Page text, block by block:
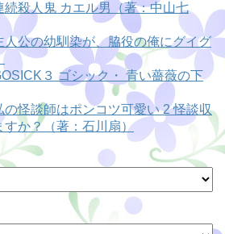
続殺人鬼 カエル男（著：中山七
人公の幼馴染が、脇役の俺にグイグ
３ ゴシック・ 青い薔薇の下
の怪談師はポンコツ可愛い 2 怪談収
か？（著：石川扇）